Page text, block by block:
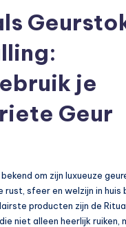
je
Geur
om zijn luxueuze
rust, sfeer en welzijn in huis
producten zijn de
niet alleen heerlijk ruiken,